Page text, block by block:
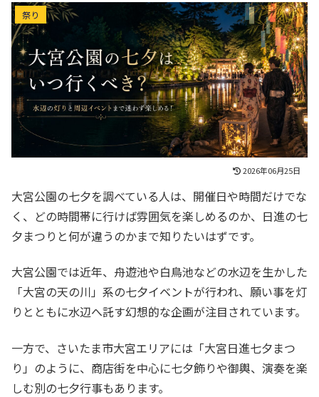
大宮公園の七夕はいつ行くべき？水辺の灯りと周辺
イベントまで迷わず楽しめる！
祭り
2026年06月25日
大宮公園の七夕を調べている人は、開催日や時間だけでな
く、どの時間帯に行けば雰囲気を楽しめるのか、日進の七
夕まつりと何が違うのかまで知りたいはずです。
大宮公園では近年、舟遊池や白鳥池などの水辺を生かした
「大宮の天の川」系の七夕イベントが行われ、願い事を灯
りとともに水辺へ託す幻想的な企画が注目されています。
一方で、さいたま市大宮エリアには「大宮日進七夕まつ
り」のように、商店街を中心に七夕飾りや御輿、演奏を楽
しむ別の七夕行事もあります。